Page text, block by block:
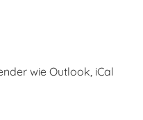
wie Outlook, iCal